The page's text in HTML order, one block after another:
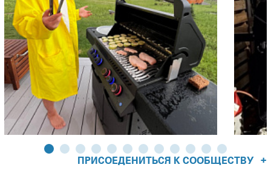
ПРИСОЕДЕНИТЬСЯ К СООБЩЕСТВУ +